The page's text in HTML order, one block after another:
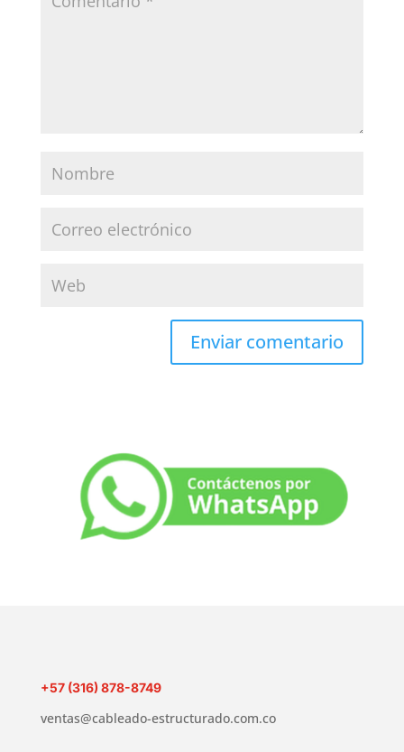
+57 (316) 878-8749
ventas@cableado-estructurado.com.co